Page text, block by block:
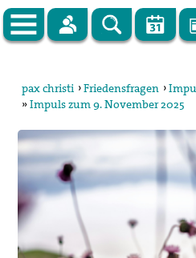
pax christi Deutsche Sektion
Vor Ort
Themen
Kampagnen
Publikationen
pax christi ›Friedensfragen ›
»Impuls zum 9. November 2025